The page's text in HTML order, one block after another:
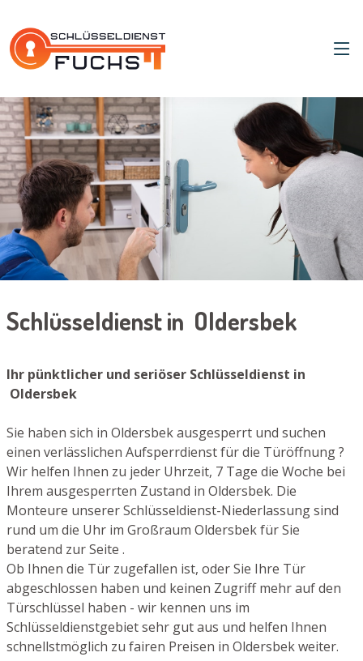
Schlüsseldienst in Oldersbek
Ihr pünktlicher und seriöser Schlüsseldienst in
Oldersbek
Sie haben sich in Oldersbek ausgesperrt und suchen
einen verlässlichen Aufsperrdienst für die Türöffnung ?
Wir helfen Ihnen zu jeder Uhrzeit, 7 Tage die Woche bei
Ihrem ausgesperrten Zustand in Oldersbek. Die
Monteure unserer Schlüsseldienst-Niederlassung sind
rund um die Uhr im Großraum Oldersbek für Sie
beratend zur Seite .
Ob Ihnen die Tür zugefallen ist, oder Sie Ihre Tür
abgeschlossen haben und keinen Zugriff mehr auf den
Türschlüssel haben - wir kennen uns im
Schlüsseldienstgebiet sehr gut aus und helfen Ihnen
schnellstmöglich zu fairen Preisen in Oldersbek weiter.